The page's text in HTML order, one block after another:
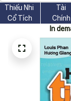
Thiếu Nhi
Cổ Tích
Tài
Chính
In